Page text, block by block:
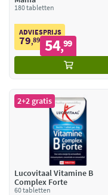
180 tabletten
ADVIESPRIJS
79,89 54,99
2+2 gratis
Lucovitaal Vitamine B
Complex Forte
60 tabletten